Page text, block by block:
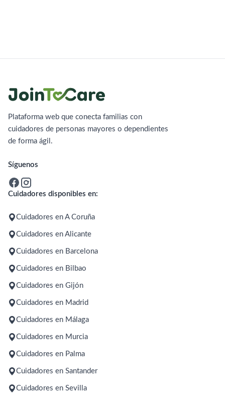
Plataforma web que conecta familias con
cuidadores de personas mayores o dependientes
de forma ágil.
Síguenos
Cuidadores disponibles en:
Cuidadores en A Coruña
Cuidadores en Alicante
Cuidadores en Barcelona
Cuidadores en Bilbao
Cuidadores en Gijón
Cuidadores en Madrid
Cuidadores en Málaga
Cuidadores en Murcia
Cuidadores en Palma
Cuidadores en Santander
Cuidadores en Sevilla